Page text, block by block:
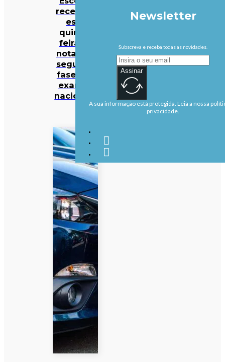
recebem
esta
quinta-
feira as
notas da
segunda
fase dos
exames
nacionais
Newsletter
Subscreva e receba todas as novidades.
Assinar
A sua informação está protegida. Leia a nossa
privacidade.